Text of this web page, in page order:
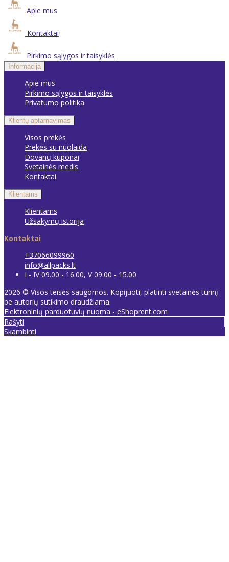
Apie mus
Kontaktai
Pirkimo sąlygos ir taisyklės
Informacija
Apie mus
Pirkimo sąlygos ir taisyklės
Privatumo politika
Klientų aptarnavimas
Visos prekės
Prekės su nuolaida
Dovanų kuponai
Svetainės medis
Kontaktai
Klientams
Klientams
Užsakymų istorija
Kontaktai
+37066099960
info@allpacks.lt
I - IV 09.00 - 16.00, V 09.00 - 15.00
2026 © Visos teisės saugomos. Kopijuoti, platinti svetainės turinį
be autorių sutikimo draudžiama.
Elektroninių parduotuvių nuoma - eShoprent.com
Rašyti
Skambinti